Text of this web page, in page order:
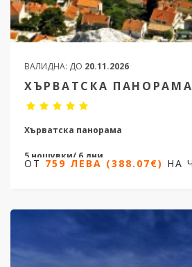
ВАЛИДНА: ДО 20.11.2026
ХЪРВАТСКА ПАНОРАМА
Хърватска панорама
5 нощувки/ 6 дни
759 ЛЕВА (388.07€)
ОТ 759 ЛЕВА (388.07€) НА